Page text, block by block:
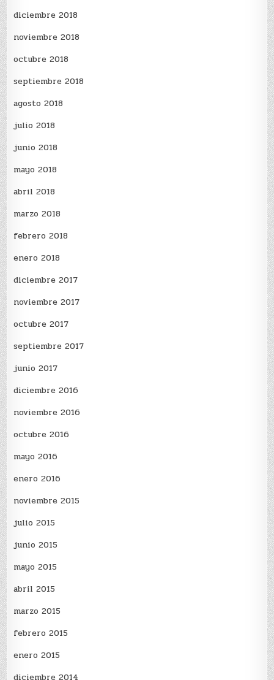
diciembre 2018
noviembre 2018
octubre 2018
septiembre 2018
agosto 2018
julio 2018
junio 2018
mayo 2018
abril 2018
marzo 2018
febrero 2018
enero 2018
diciembre 2017
noviembre 2017
octubre 2017
septiembre 2017
junio 2017
diciembre 2016
noviembre 2016
octubre 2016
mayo 2016
enero 2016
noviembre 2015
julio 2015
junio 2015
mayo 2015
abril 2015
marzo 2015
febrero 2015
enero 2015
diciembre 2014